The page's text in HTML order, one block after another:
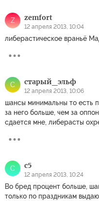
Z zemfort
12 апреля 2013, 10:04
либерастическое враньё
C cтарый_эльф
12 апреля 2013, 10:06
шансы минимальны то есть
за него больше, чем за
сдается мне, либерасты
C c5
12 апреля 2013, 10:24
Во бред процент больше,
только по праздникам